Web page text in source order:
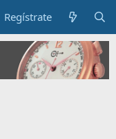
Regístrate